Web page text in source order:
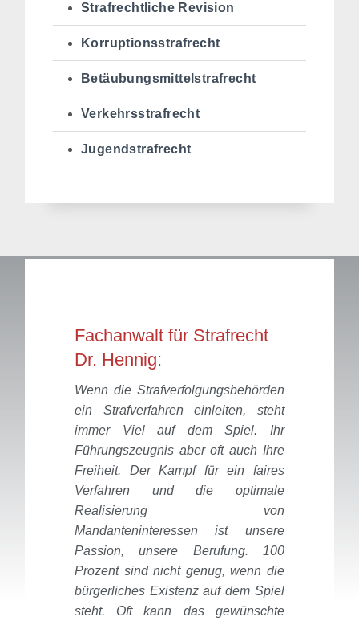
Strafrechtliche Revision
Korruptionsstrafrecht
Betäubungsmittelstrafrecht
Verkehrsstrafrecht
Jugendstrafrecht
Fachanwalt für Strafrecht
Dr. Hennig:
Wenn die Strafverfolgungsbehörden
ein Strafverfahren einleiten, steht
immer Viel auf dem Spiel. Ihr
Führungszeugnis aber oft auch Ihre
Freiheit. Der Kampf für ein faires
Verfahren und die optimale
Realisierung von
Mandanteninteressen ist unsere
Passion, unsere Berufung. 100
Prozent sind nicht genug, wenn die
bürgerliches Existenz auf dem Spiel
steht. Oft kann das gewünschte